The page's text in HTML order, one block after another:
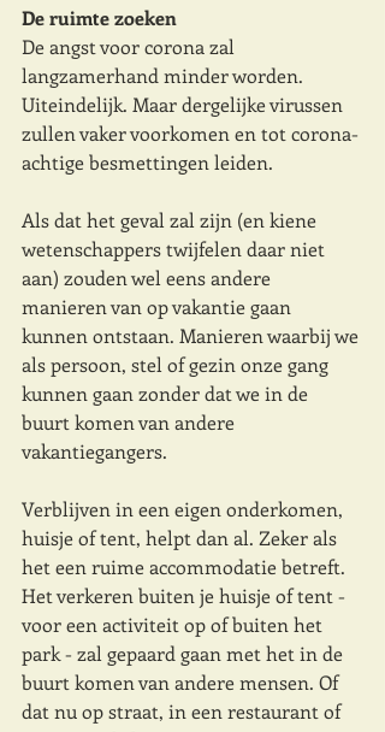
De ruimte zoeken
De angst voor corona zal
langzamerhand minder worden.
Uiteindelijk. Maar dergelijke virussen
zullen vaker voorkomen en tot corona-
achtige besmettingen leiden.
Als dat het geval zal zijn (en kiene
wetenschappers twijfelen daar niet
aan) zouden wel eens andere
manieren van op vakantie gaan
kunnen ontstaan. Manieren waarbij we
als persoon, stel of gezin onze gang
kunnen gaan zonder dat we in de
buurt komen van andere
vakantiegangers.
Verblijven in een eigen onderkomen,
huisje of tent, helpt dan al. Zeker als
het een ruime accommodatie betreft.
Het verkeren buiten je huisje of tent -
voor een activiteit op of buiten het
park - zal gepaard gaan met het in de
buurt komen van andere mensen. Of
dat nu op straat, in een restaurant of